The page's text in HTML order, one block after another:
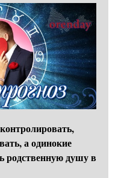
а одинокие
родственную душу в